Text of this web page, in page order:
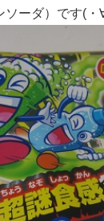
ソーダ）です(・